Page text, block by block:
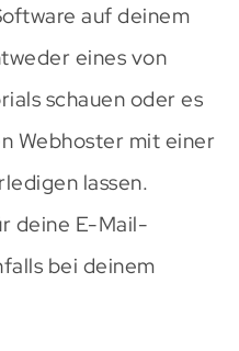
auf deinem
eines von
schauen oder es
Webhoster mit einer
lassen.
deine E-Mail-
bei deinem